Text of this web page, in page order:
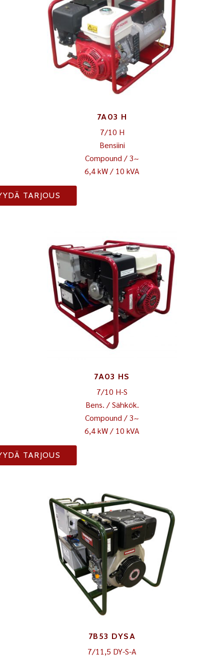
7A03 H
7/10 H
Bensiini
Compound / 3~
6,4 kW / 10 kVA
TARJOUS
7A03 HS
7/10 H-S
Bens. / Sähkök.
Compound / 3~
6,4 kW / 10 kVA
TARJOUS
7B53 DYSA
7/11,5 DY-S-A